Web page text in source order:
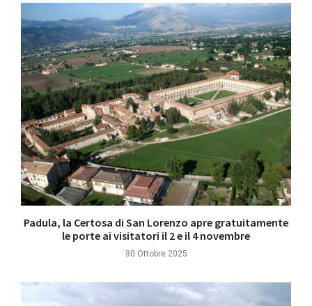
Padula, la Certosa di San Lorenzo apre gratuitamente
le porte ai visitatori il 2 e il 4 novembre
30 Ottobre 2025